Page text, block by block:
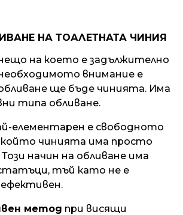
НА ТОАЛЕТНАТА ЧИНИЯ
на което е задължително
внимание е
ще бъде чинията. Има
типа обливане.
елементарен е свободното
който чинията има просто
Този начин на обливане има
тъй като не е
метод при висящи